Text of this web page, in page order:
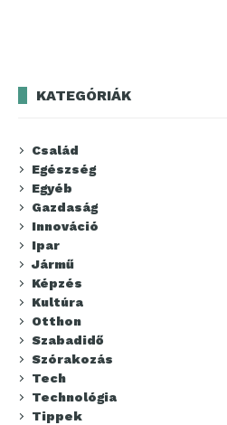
KATEGÓRIÁK
Család
Egészség
Egyéb
Gazdaság
Innováció
Ipar
Jármű
Képzés
Kultúra
Otthon
Szabadidő
Szórakozás
Tech
Technológia
Tippek